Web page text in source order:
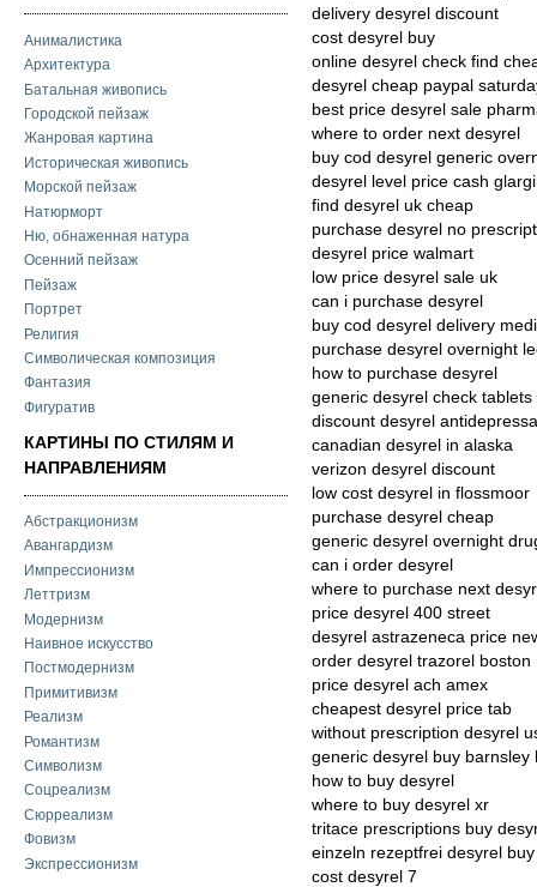
Анималистика
Архитектура
Батальная живопись
Городской пейзаж
Жанровая картина
Историческая живопись
Морской пейзаж
Натюрморт
Ню, обнаженная натура
Осенний пейзаж
Пейзаж
Портрет
Религия
Символическая композиция
Фантазия
Фигуратив
КАРТИНЫ ПО СТИЛЯМ И
НАПРАВЛЕНИЯМ
Абстракционизм
Авангардизм
Импрессионизм
Леттризм
Модернизм
Наивное искусство
Постмодернизм
Примитивизм
Реализм
Романтизм
Символизм
Соцреализм
Сюрреализм
Фовизм
Экспрессионизм
delivery desyrel discount
cost desyrel buy
online desyrel check find
desyrel cheap paypal
best price desyrel sale
where to order next desyrel
buy cod desyrel generic
desyrel level price cash
find desyrel uk cheap
purchase desyrel no
desyrel price walmart
low price desyrel sale uk
can i purchase desyrel
buy cod desyrel delivery
purchase desyrel overnight
how to purchase desyrel
generic desyrel check tablets
discount desyrel
canadian desyrel in alaska
verizon desyrel discount
low cost desyrel in flossmoor
purchase desyrel cheap
generic desyrel overnight
can i order desyrel
where to purchase next
price desyrel 400 street
desyrel astrazeneca price
order desyrel trazorel boston
price desyrel ach amex
cheapest desyrel price tab
without prescription desyrel
generic desyrel buy
how to buy desyrel
where to buy desyrel xr
tritace prescriptions buy
einzeln rezeptfrei desyrel
cost desyrel 7